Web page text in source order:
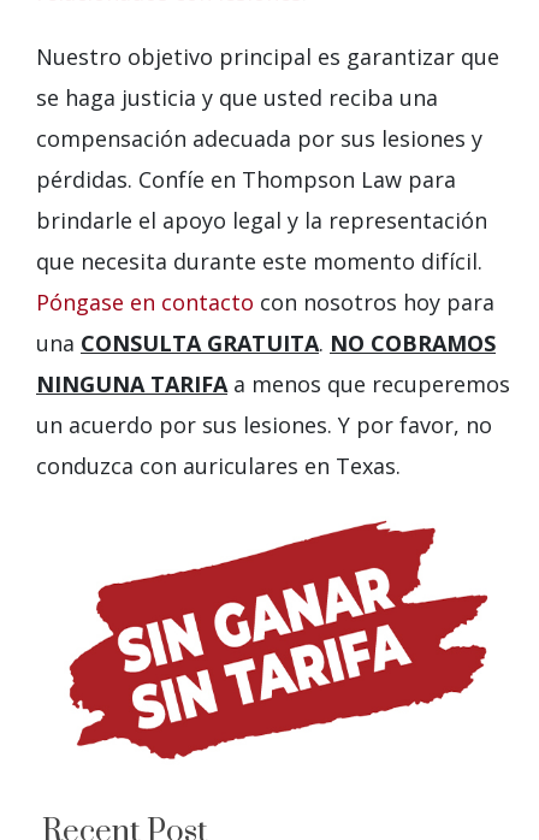
Nuestro objetivo principal es garantizar que
se haga justicia y que usted reciba una
compensación adecuada por sus lesiones y
pérdidas. Confíe en Thompson Law para
brindarle el apoyo legal y la representación
que necesita durante este momento difícil.
Póngase en contacto con nosotros hoy para
una CONSULTA GRATUITA. NO COBRAMOS
NINGUNA TARIFAa menos que recuperemos
un acuerdo por sus lesiones. Y por favor, no
conduzca con auriculares en Texas.